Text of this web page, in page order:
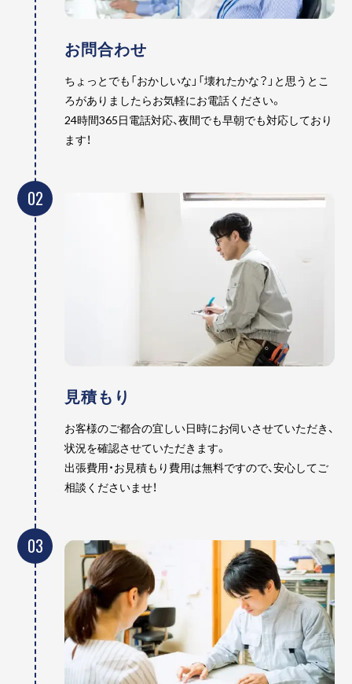
お問合わせ
ちょっとでも「おかしいな」「壊れたかな？」と思うとこ
ろがありましたらお気軽にお電話ください。
24時間365日電話対応、夜間でも早朝でも対応しており
ます！
02
見積もり
お客様のご都合の宜しい日時にお伺いさせていただき、
状況を確認させていただきます。
出張費用・お見積もり費用は無料ですので、安心してご
相談くださいませ！
03